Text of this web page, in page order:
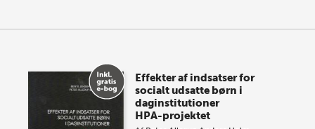
Effekter af indsatser for
socialt udsatte børn i
daginstitutioner
HPA-projektet